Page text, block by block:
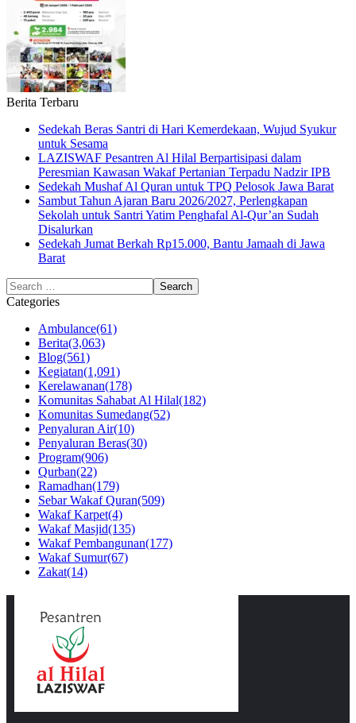
Berita Terbaru
Sedekah Beras Santri di Hari Kemerdekaan, Wujud Syukur
untuk Sesama
LAZISWAF Pesantren Al Hilal Berpartisipasi dalam
Peresmian Kawasan Wakaf Pertanian Terpadu Nadzir IPB
Sedekah Mushaf Al Quran untuk TPQ Pelosok Jawa Barat
Sambut Tahun Ajaran Baru 2026/2027, Perlengkapan
Sekolah untuk Santri Yatim Penghafal Al-Qur’an Sudah
Disalurkan
Sedekah Jumat Berkah Rp15.000, Bantu Jamaah di Jawa
Barat
Categories
Ambulance(61)
Berita(3,063)
Blog(561)
Kegiatan(1,091)
Kerelawanan(178)
Komunitas Sahabat Al Hilal(182)
Komunitas Sumedang(52)
Penyaluran Air(10)
Penyaluran Beras(30)
Program(906)
Qurban(22)
Ramadhan(179)
Sebar Wakaf Quran(509)
Wakaf Karpet(4)
Wakaf Masjid(135)
Wakaf Pembangunan(177)
Wakaf Sumur(67)
Zakat(14)